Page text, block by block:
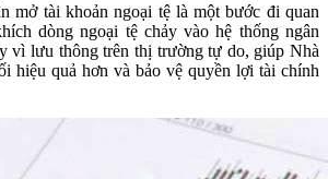
mở tài khoản ngoại tệ là một bước đi quan
dòng ngoại tệ chảy vào hệ thống ngân
vì lưu thông trên thị trường tự do, giúp Nhà
hiệu quả hơn và bảo vệ quyền lợi tài chính